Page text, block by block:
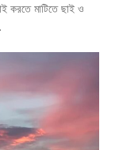
করতে মাটিতে ছাই ও